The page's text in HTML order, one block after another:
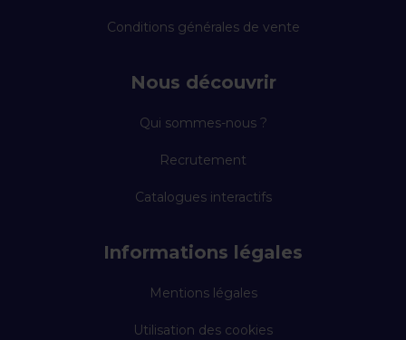
Conditions générales de vente
Nous découvrir
Qui sommes-nous ?
Recrutement
Catalogues interactifs
Informations légales
Mentions légales
Utilisation des cookies